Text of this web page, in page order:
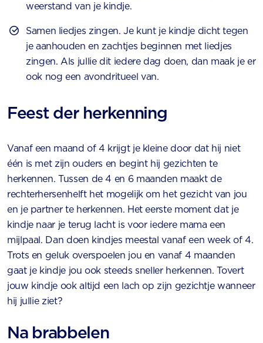
weerstand van je kindje.
Samen liedjes zingen. Je kunt je kindje dicht tegen
je aanhouden en zachtjes beginnen met liedjes
zingen. Als jullie dit iedere dag doen, dan maak je er
ook nog een avondritueel van.
Feest der herkenning
Vanaf een maand of 4 krijgt je kleine door dat hij niet
één is met zijn ouders en begint hij gezichten te
herkennen. Tussen de 4 en 6 maanden maakt de
rechterhersenhelft het mogelijk om het gezicht van jou
en je partner te herkennen. Het eerste moment dat je
kindje naar je terug lacht is voor iedere mama een
mijlpaal. Dan doen kindjes meestal vanaf een week of 4.
Trots en geluk overspoelen jou en vanaf 4 maanden
gaat je kindje jou ook steeds sneller herkennen. Tovert
jouw kindje ook altijd een lach op zijn gezichtje wanneer
hij jullie ziet?
Na brabbelen